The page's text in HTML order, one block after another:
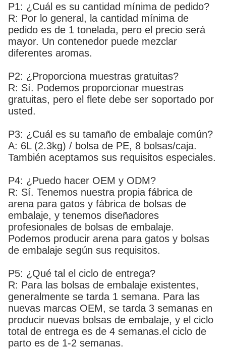
P1: ¿Cuál es su cantidad mínima de pedido?
R: Por lo general, la cantidad mínima de
pedido es de 1 tonelada, pero el precio será
mayor. Un contenedor puede mezclar
diferentes aromas.
P2: ¿Proporciona muestras gratuitas?
R: Sí. Podemos proporcionar muestras
gratuitas, pero el flete debe ser soportado por
usted.
P3: ¿Cuál es su tamaño de embalaje común?
A: 6L (2.3kg) / bolsa de PE, 8 bolsas/caja.
También aceptamos sus requisitos especiales.
P4: ¿Puedo hacer OEM y ODM?
R: Sí. Tenemos nuestra propia fábrica de
arena para gatos y fábrica de bolsas de
embalaje, y tenemos diseñadores
profesionales de bolsas de embalaje.
Podemos producir arena para gatos y bolsas
de embalaje según sus requisitos.
P5: ¿Qué tal el ciclo de entrega?
R: Para las bolsas de embalaje existentes,
generalmente se tarda 1 semana. Para las
nuevas marcas OEM, se tarda 3 semanas en
producir nuevas bolsas de embalaje, y el ciclo
total de entrega es de 4 semanas.el ciclo de
parto es de 1-2 semanas.